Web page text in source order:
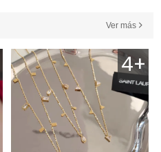
Ver más
4+